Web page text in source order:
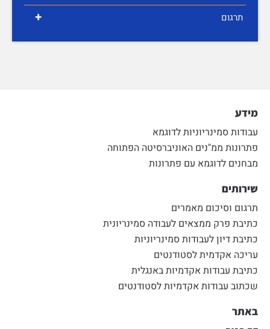
+ תרגום
מידע
עבודות סמינריוניות לדוגמא
פתרונות ממ"נים האוניברסיטה הפתוחה
מבחנים לדוגמא עם פתרונות
שירותים
תרגום וסיכום מאמרים
כתיבת פרק ממצאים לעבודה סמינריונית
כתיבת דיון לעבודות סמינריוניות
עריכה אקדמית לסטודנטים
כתיבת עבודות אקדמיות באנגלית
שכתוב עבודות אקדמיות לסטודנטים
באתר